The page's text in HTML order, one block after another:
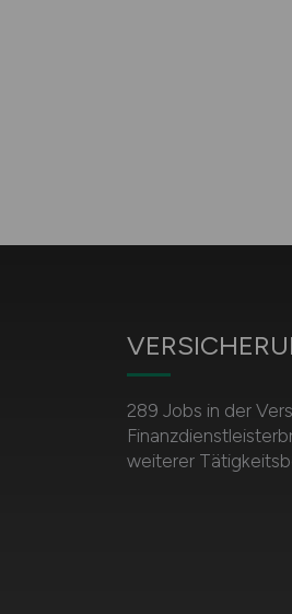
289 Jobs in der
weiterer